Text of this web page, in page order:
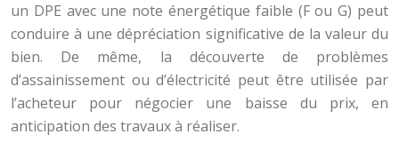
un DPE avec une note énergétique faible (F ou G) peut
conduire à une dépréciation significative de la valeur du
bien. De même, la découverte de problèmes
d’assainissement ou d’électricité peut être utilisée par
l’acheteur pour négocier une baisse du prix, en
anticipation des travaux à réaliser.